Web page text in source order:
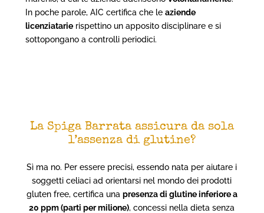
In poche parole, AIC certifica che le aziende
licenziatarierispettino un apposito disciplinare e si
sottopongano a controlli periodici.
La Spiga Barrata assicura da sola
l’assenza di glutine?
Sì ma no. Per essere precisi, essendo nata per aiutare i
soggetti celiaci ad orientarsi nel mondo dei prodotti
gluten free, certifica una presenza di glutine inferiore a
20 ppm (parti per milione), concessi nella dieta senza